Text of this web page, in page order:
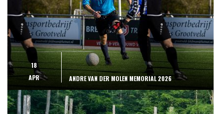
18
APR
ANDRE VAN DER MOLEN MEMORIAL 2026